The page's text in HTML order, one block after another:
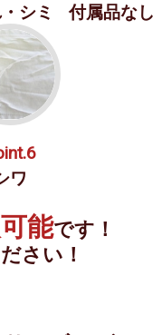
シミ 付属品なし
ワ
能です！
さい！